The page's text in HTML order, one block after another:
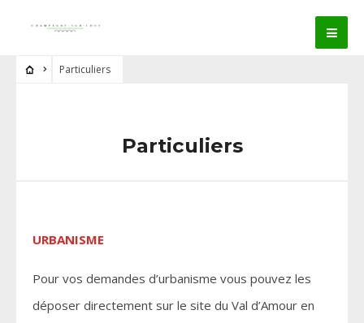
Particuliers
Particuliers
URBANISME
Pour vos demandes d’urbanisme vous pouvez les
déposer directement sur le site du Val d’Amour en